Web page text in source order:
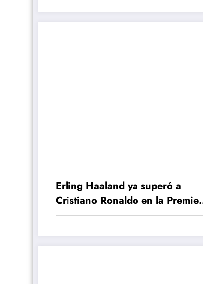
Erling Haaland ya superó a
Cristiano Ronaldo en la Premier
League